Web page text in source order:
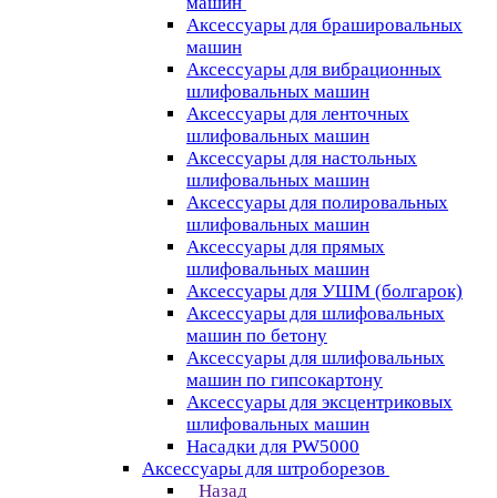
Аксессуары для брашировальных
машин
Аксессуары для вибрационных
шлифовальных машин
Аксессуары для ленточных
шлифовальных машин
Аксессуары для настольных
шлифовальных машин
Аксессуары для полировальных
шлифовальных машин
Аксессуары для прямых
шлифовальных машин
Аксессуары для УШМ (болгарок)
Аксессуары для шлифовальных
машин по бетону
Аксессуары для шлифовальных
машин по гипсокартону
Аксессуары для эксцентриковых
шлифовальных машин
Насадки для PW5000
Аксессуары для штроборезов
Назад